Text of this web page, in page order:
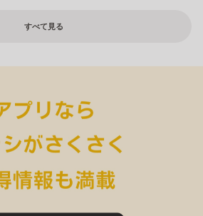
すべて見る